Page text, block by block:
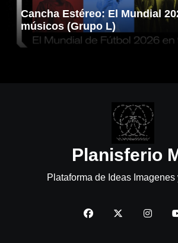
Cancha Estéreo: El Mundial
músicos (Grupo L)
Planisferio
Plataforma de Ideas